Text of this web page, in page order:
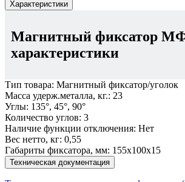
Характеристики
Магнитный фиксатор
характеристики
Тип товара: Магнитный фиксатор/уголок
Масса удерж.металла, кг.: 23
Углы: 135°, 45°, 90°
Количество углов: 3
Наличие функции отключения: Нет
Вес нетто, кг: 0,55
Габариты фиксатора, мм: 155х100х15
Техническая документация